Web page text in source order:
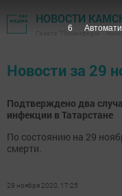
НОВОСТИ
Газета "Посинформ" -
Новости за 29
Подтверждено два
инфекции в Татарстане
По состоянию на 29
смерти.
29 ноября 2020, 17:25
6